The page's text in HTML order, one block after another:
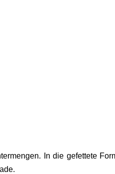
In die gefettete